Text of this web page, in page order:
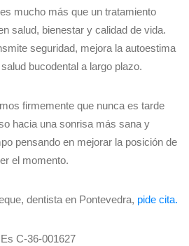
mucho más que un tratamiento
salud, bienestar y calidad de vida.
seguridad, mejora la autoestima
bucodental a largo plazo.
firmemente que nunca es tarde
hacia una sonrisa más sana y
pensando en mejorar la posición de
el momento.
dentista en Pontevedra, pide cita.
C-36-001627